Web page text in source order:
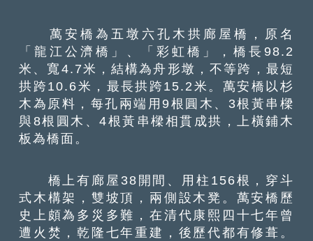
萬安橋為五墩六孔木拱廊屋橋，原名
「龍江公濟橋」、「彩虹橋」，橋長98.2
米、寬4.7米，結構為舟形墩，不等跨，最短
拱跨10.6米，最長拱跨15.2米。萬安橋以杉
木為原料，每孔兩端用9根圓木、3根黃串樑
與8根圓木、4根黃串樑相貫成拱，上橫鋪木
板為橋面。
橋上有廊屋38開間、用柱156根，穿斗
式木構架，雙坡頂，兩側設木凳。萬安橋歷
史上頗為多災多難，在清代康熙四十七年曾
遭火焚，乾隆七年重建，後歷代都有修葺。